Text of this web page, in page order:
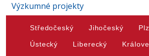
Výzkumné projekty
Středočeský Jihočeský
Ústecký Liberecký